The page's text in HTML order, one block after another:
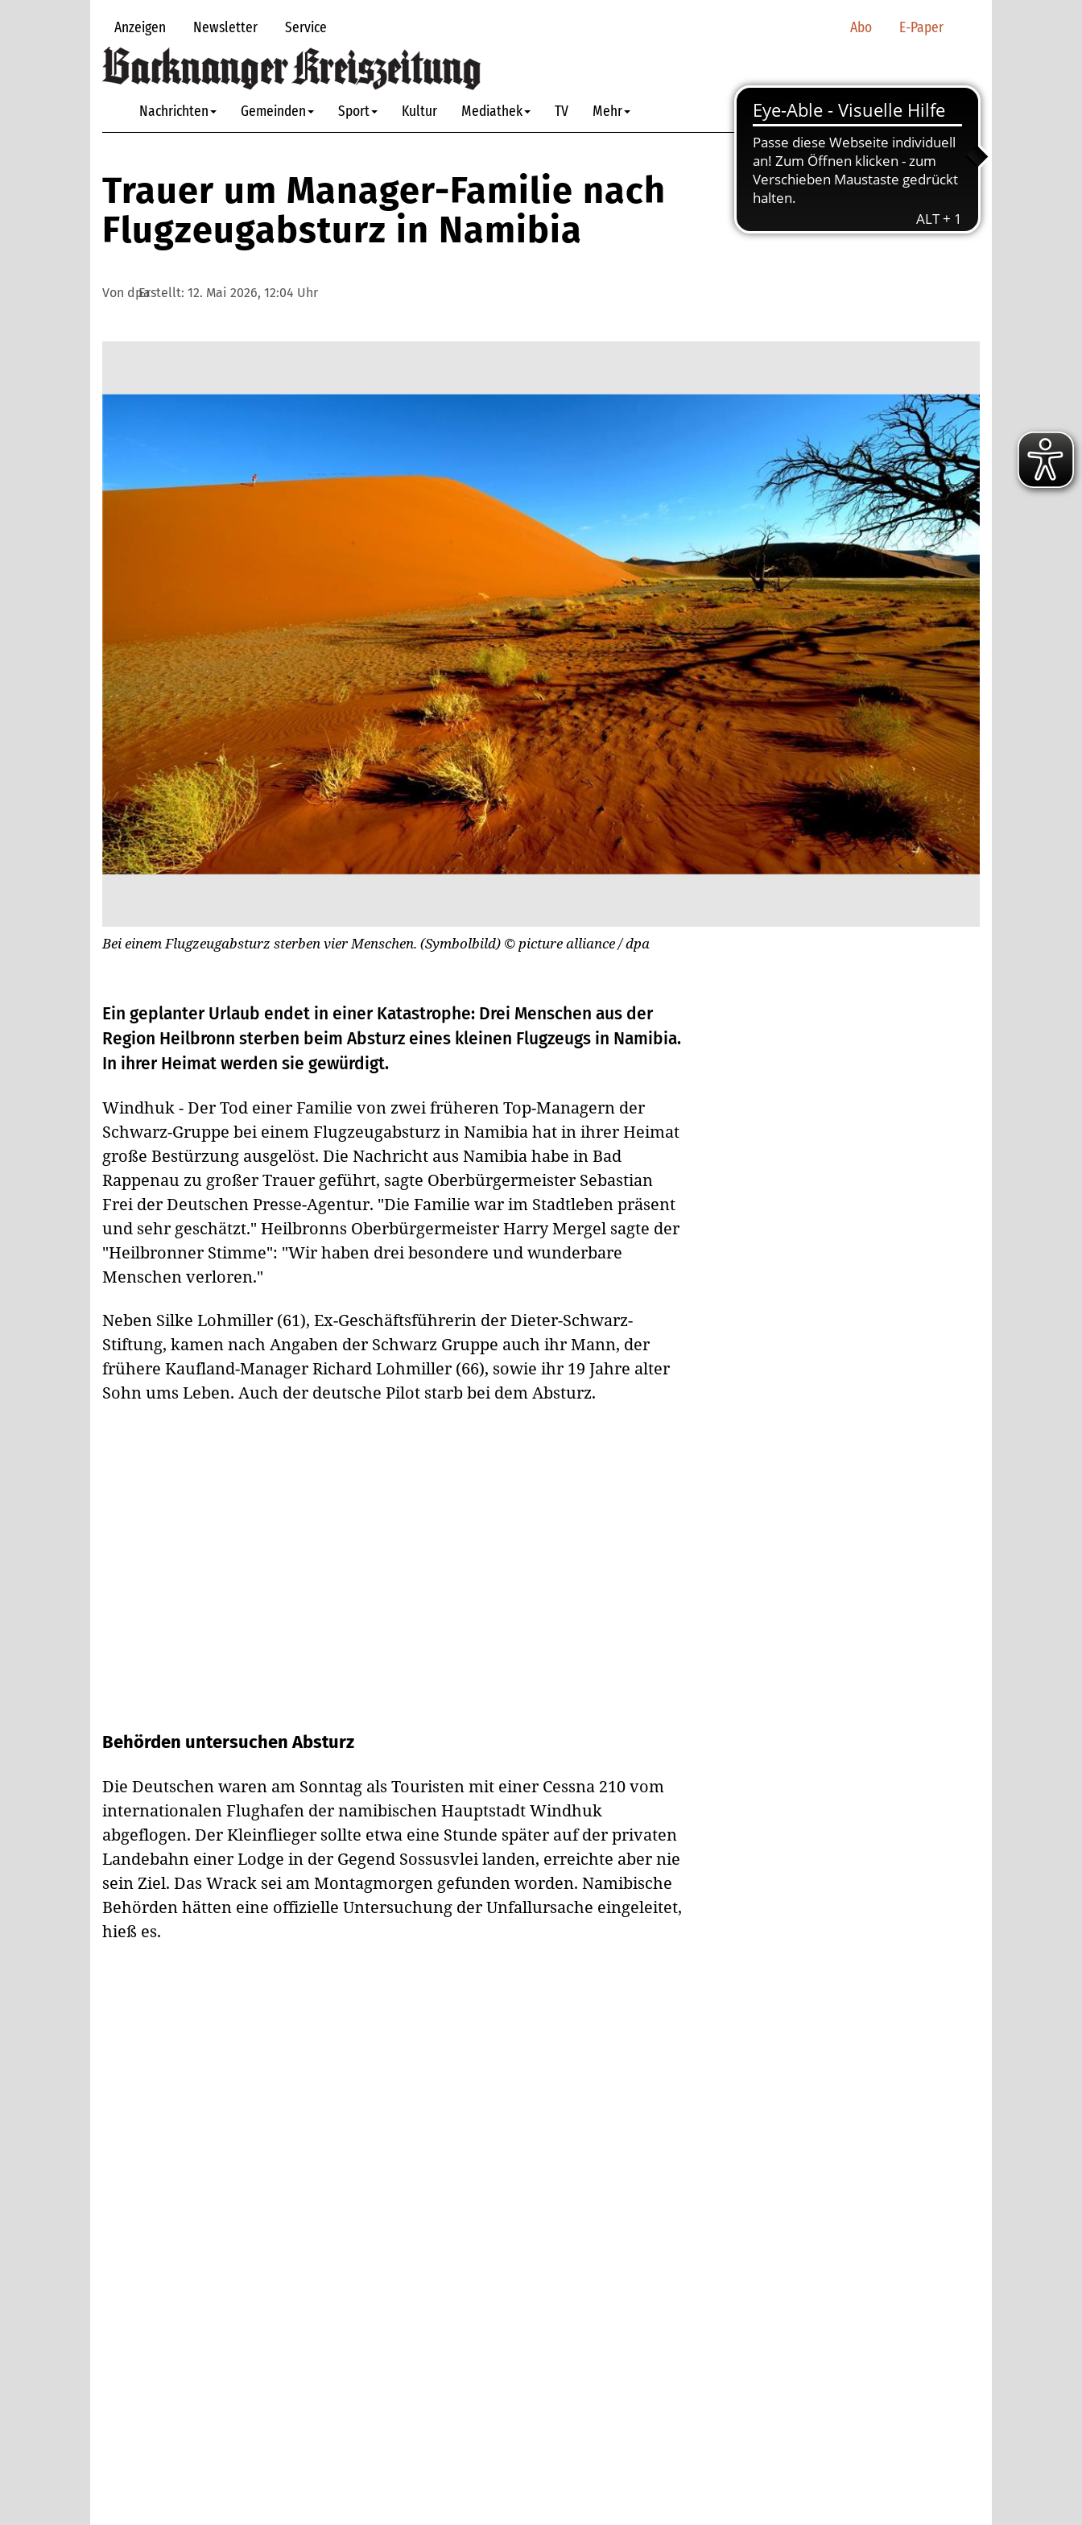
Anzeigen Newsletter Service Abo E-Paper
Nachrichten Gemeinden Sport Kultur Mediathek TV Mehr
Trauer um Manager-Familie nach
Flugzeugabsturz in Namibia
Von dpaErstellt: 12. Mai 2026, 12:04 Uhr
Bei einem Flugzeugabsturz sterben vier Menschen. (Symbolbild) © picture alliance / dpa
Ein geplanter Urlaub endet in einer Katastrophe: Drei Menschen aus der
Region Heilbronn sterben beim Absturz eines kleinen Flugzeugs in Namibia.
In ihrer Heimat werden sie gewürdigt.
Windhuk - Der Tod einer Familie von zwei früheren Top-Managern der
Schwarz-Gruppe bei einem Flugzeugabsturz in Namibia hat in ihrer Heimat
große Bestürzung ausgelöst. Die Nachricht aus Namibia habe in Bad
Rappenau zu großer Trauer geführt, sagte Oberbürgermeister Sebastian
Frei der Deutschen Presse-Agentur. "Die Familie war im Stadtleben präsent
und sehr geschätzt." Heilbronns Oberbürgermeister Harry Mergel sagte der
"Heilbronner Stimme": "Wir haben drei besondere und wunderbare
Menschen verloren."
Neben Silke Lohmiller (61), Ex-Geschäftsführerin der Dieter-Schwarz-
Stiftung, kamen nach Angaben der Schwarz Gruppe auch ihr Mann, der
frühere Kaufland-Manager Richard Lohmiller (66), sowie ihr 19 Jahre alter
Sohn ums Leben. Auch der deutsche Pilot starb bei dem Absturz.
Behörden untersuchen Absturz
Die Deutschen waren am Sonntag als Touristen mit einer Cessna 210 vom
internationalen Flughafen der namibischen Hauptstadt Windhuk
abgeflogen. Der Kleinflieger sollte etwa eine Stunde später auf der privaten
Landebahn einer Lodge in der Gegend Sossusvlei landen, erreichte aber nie
sein Ziel. Das Wrack sei am Montagmorgen gefunden worden. Namibische
Behörden hätten eine offizielle Untersuchung der Unfallursache eingeleitet,
hieß es.